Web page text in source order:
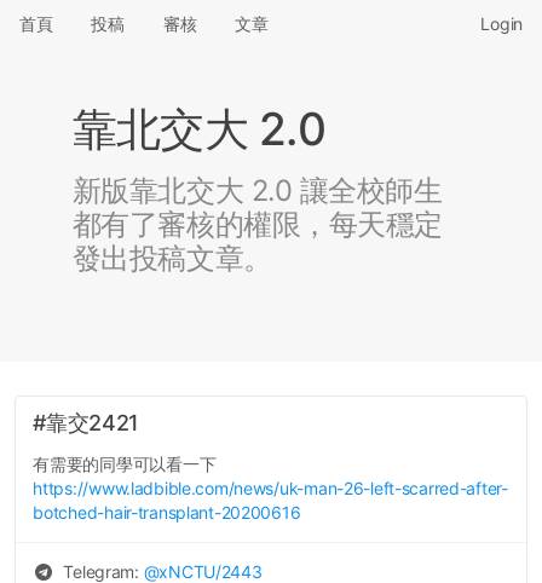
首頁 投稿 審核 文章 Login
靠北交大 2.0
新版靠北交大 2.0 讓全校師生
都有了審核的權限，每天穩定
發出投稿文章。
#靠交2421
有需要的同學可以看一下
https://www.ladbible.com/news/uk-man-26-left-scarred-after-
botched-hair-transplant-20200616
Telegram: @xNCTU/2443